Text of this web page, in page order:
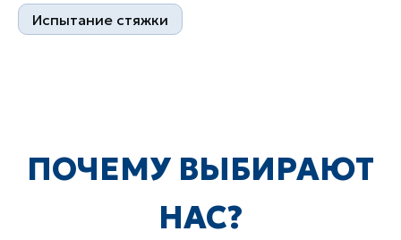
Испытание стяжки
Быстрые ссылки
zakaz@skb-lab.ru